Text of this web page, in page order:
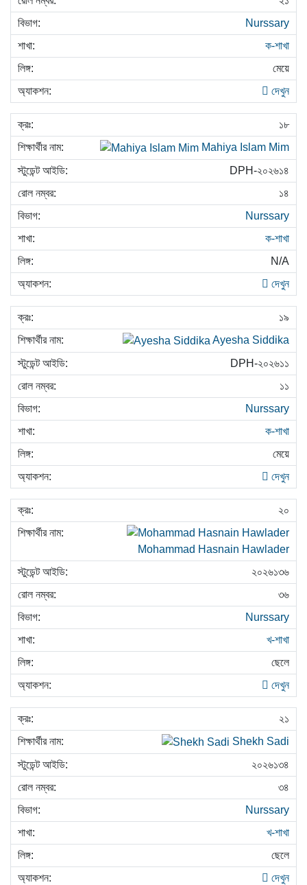
Nurssary
ক-শাখা
মেয়ে
দেখুন
১৮
Mahiya Islam Mim
DPH-২০২৬১৪
১৪
Nurssary
ক-শাখা
N/A
দেখুন
১৯
Ayesha Siddika
DPH-২০২৬১১
১১
Nurssary
ক-শাখা
মেয়ে
দেখুন
২০
Mohammad Hasnain Hawlader
২০২৬১৩৬
৩৬
Nurssary
খ-শাখা
ছেলে
দেখুন
২১
Shekh Sadi
২০২৬১৩৪
৩৪
Nurssary
খ-শাখা
ছেলে
দেখুন